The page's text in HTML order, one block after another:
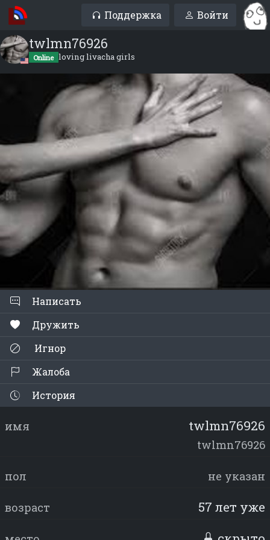
Поддержка Войти
twlmn76926
Online loving livacha girls
Написать
Дружить
Игнор
Жалоба
История
имя twlmn76926
twlmn76926
пол не указан
возраст 57 лет уже